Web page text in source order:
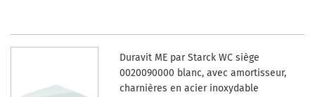
SOUHAITS
Duravit ME par Starck WC siège
0020090000 blanc, avec amortisseur,
charnières en acier inoxydable